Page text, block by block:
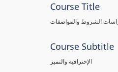
Course Title
الشروط والمواصفات
Course Subtitle
الإحترافية والتميز